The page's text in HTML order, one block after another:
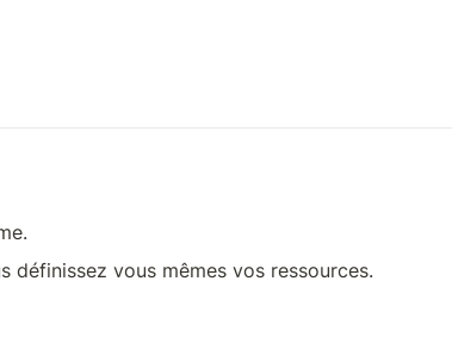
définissez vous mêmes vos ressources.